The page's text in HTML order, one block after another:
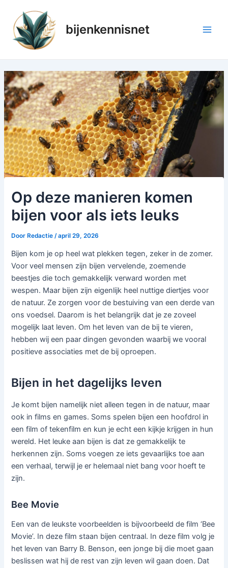
inhoud
bijenkennisnet
Op deze manieren komen
bijen voor als iets leuks
DoorRedactie /april 29, 2026
Bijen kom je op heel wat plekken tegen, zeker in de zomer.
Voor veel mensen zijn bijen vervelende, zoemende
beestjes die toch gemakkelijk verward worden met
wespen. Maar bijen zijn eigenlijk heel nuttige diertjes voor
de natuur. Ze zorgen voor de bestuiving van een derde van
ons voedsel. Daarom is het belangrijk dat je ze zoveel
mogelijk laat leven. Om het leven van de bij te vieren,
hebben wij een paar dingen gevonden waarbij we vooral
positieve associaties met de bij oproepen.
Bijen in het dagelijks leven
Je komt bijen namelijk niet alleen tegen in de natuur, maar
ook in films en games. Soms spelen bijen een hoofdrol in
een film of tekenfilm en kun je echt een kijkje krijgen in hun
wereld. Het leuke aan bijen is dat ze gemakkelijk te
herkennen zijn. Soms voegen ze iets gevaarlijks toe aan
een verhaal, terwijl je er helemaal niet bang voor hoeft te
zijn.
Bee Movie
Een van de leukste voorbeelden is bijvoorbeeld de film ‘Bee
Movie’. In deze film staan bijen centraal. In deze film volg je
het leven van Barry B. Benson, een jonge bij die moet gaan
beslissen wat hij de rest van zijn leven wil gaan doen. Dat